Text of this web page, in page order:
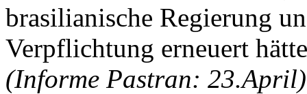
brasilianische Regierung
Verpflichtung erneuert
(Informe Pastran: 23.April)